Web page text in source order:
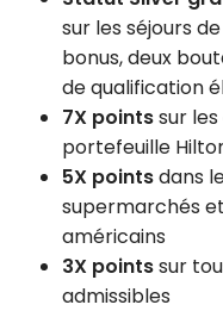
sur les séjours
bonus, deux
de qualification
7X pointssur
portefeuille
5X pointsdans
supermarchés
américains
3X pointssur
admissibles